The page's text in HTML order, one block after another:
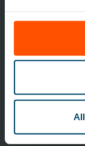
Lijfrente
Particulier
Scildon Easy B
Direct